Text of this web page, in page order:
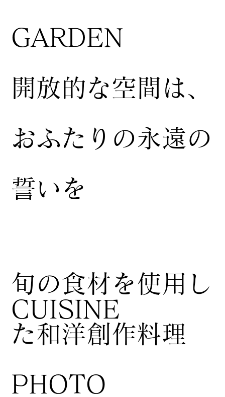
CUISINE
​旬の食材を使用し
た和洋創作料理
​PHOTO
GARDEN
開放的な空間は、
おふたりの永遠の
誓いを